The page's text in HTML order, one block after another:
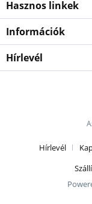
Hasznos linkek
Információk
Hírlevél
Hírlevél